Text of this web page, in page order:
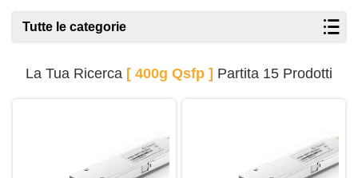
Tutte le categorie
La Tua Ricerca [ 400g Qsfp ] Partita 15 Prodotti